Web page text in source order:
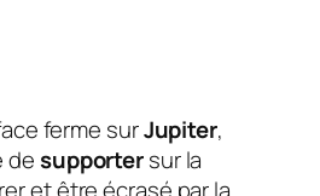
ferme surJupiter,
desupportersur la